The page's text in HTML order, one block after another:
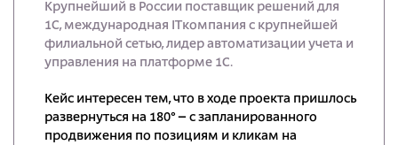
Крупнейший в России поставщик решений для
1С, международная ITкомпания с крупнейшей
филиальной сетью, лидер автоматизации учета и
управления на платформе 1С.
Кейс интересен тем, что в ходе проекта пришлось
развернуться на 180° – с запланированного
продвижения по позициям и кликам на